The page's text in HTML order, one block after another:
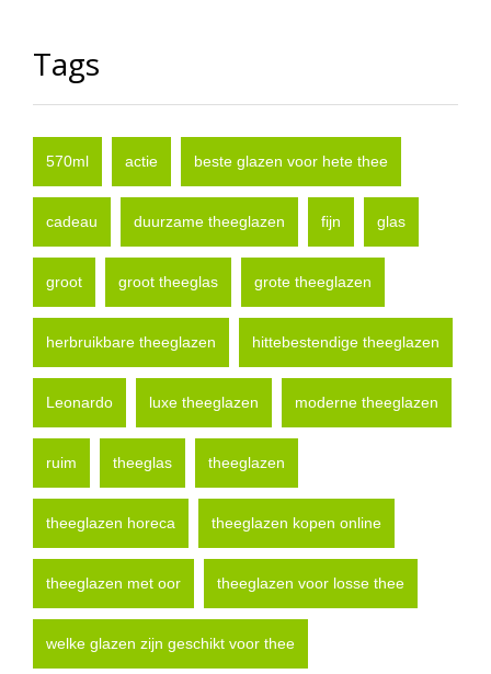
Tags
570ml actie beste glazen voor hete thee
cadeau duurzame theeglazen fijn glas
groot groot theeglas grote theeglazen
herbruikbare theeglazen hittebestendige theeglazen
Leonardo luxe theeglazen moderne theeglazen
ruim theeglas theeglazen
theeglazen horeca theeglazen kopen online
theeglazen met oor theeglazen voor losse thee
welke glazen zijn geschikt voor thee